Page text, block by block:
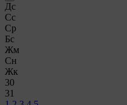
Дс
Сс
Ср
Бс
Жм
Сн
Жк
30
31